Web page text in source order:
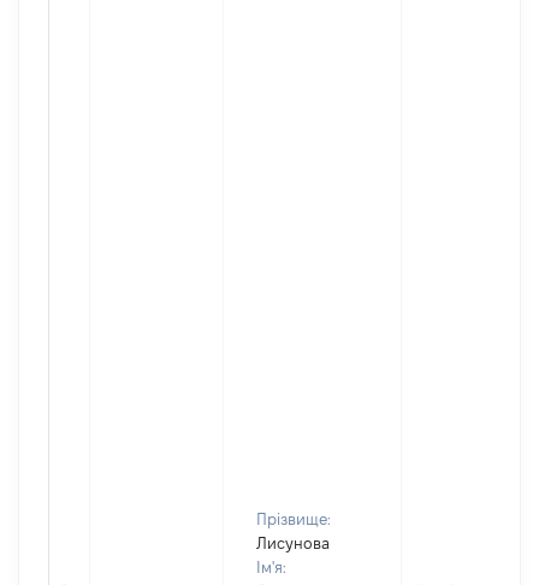
Прізвище:
Лисунова
Ім'я: